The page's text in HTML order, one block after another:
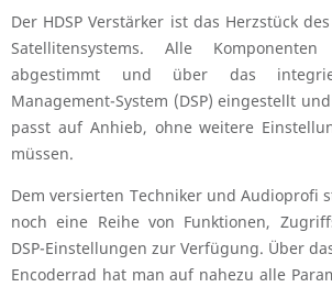
Der HDSP Verstärker ist das Herzstück
Satellitensystems. Alle
abgestimmt und über das
Management-System (DSP) eingestellt
passt auf Anhieb, ohne weitere
müssen.
Dem versierten Techniker und Audioprofi
noch eine Reihe von Funktionen,
DSP-Einstellungen zur Verfügung. Über
Encoderrad hat man auf nahezu alle